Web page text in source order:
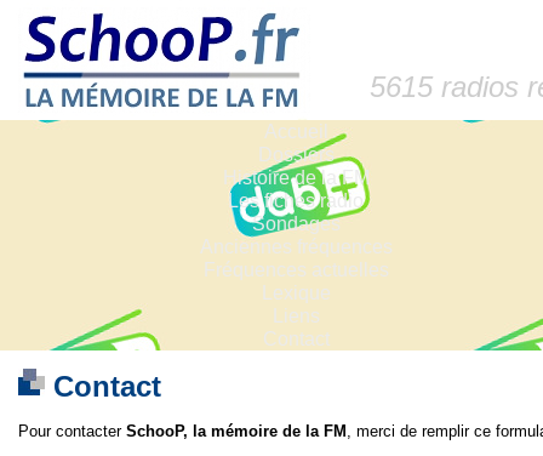
5615 radios
Accueil
Dossiers
Histoire de la FM
Les fiches radio
Sondages
Anciennes fréquences
Fréquences actuelles
Lexique
Liens
Contact
Contact
Pour contacter SchooP, la mémoire de la FM , merci de remplir ce